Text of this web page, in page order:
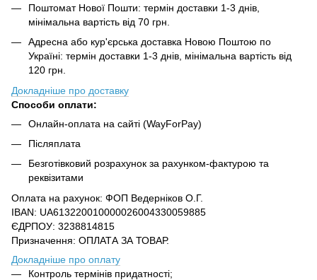
Поштомат Нової Пошти: термін доставки 1-3 днів,
мінімальна вартість від 70 грн.
Адресна або кур'єрська доставка Новою Поштою по
Україні: термін доставки 1-3 днів, мінімальна вартість від
120 грн.
Докладніше про доставку
Способи оплати:
Онлайн-оплата на сайті (WayForPay)
Післяплата
Безготівковий розрахунок за рахунком-фактурою та
реквізитами
Оплата на рахунок: ФОП Ведерніков О.Г.
IBAN: UA613220010000026004330059885
ЄДРПОУ: 3238814815
Призначення: ОПЛАТА ЗА ТОВАР.
Докладніше про оплату
Контроль термінів придатності;